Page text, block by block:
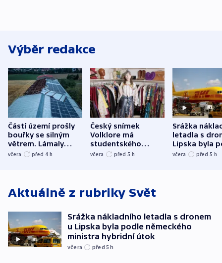
Výběr redakce
Částí území prošly
bouřky se silným
větrem. Lámaly
stromy a poničily
včera před 4 h
Český snímek
Volklore má
studentského
Oscara, zabojuje o
včera před 5 h
Srážka
letadla s
Lipska byla
německého
včera před 5 h
Aktuálně z rubriky Svět
Srážka nákladního letadla s dronem
u Lipska byla podle německého
ministra hybridní útok
včera před 5h